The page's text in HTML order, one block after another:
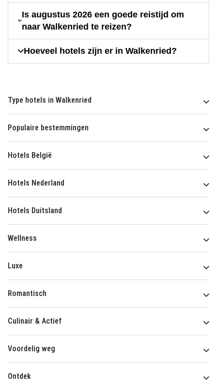
Is augustus 2026 een goede reistijd om
naar Walkenried te reizen?
Hoeveel hotels zijn er in Walkenried?
Type hotels in Walkenried
Populaire bestemmingen
Hotels België
Hotels Nederland
Hotels Duitsland
Wellness
Luxe
Romantisch
Culinair & Actief
Voordelig weg
Ontdek